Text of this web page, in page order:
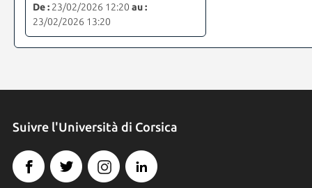
De :23/02/2026 12:20 au :
23/02/2026 13:20
Suivre l'Università di Corsica